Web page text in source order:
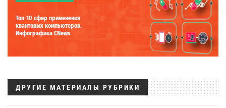
Топ-10 сфер применения
квантовых компьютеров.
Инфографика CNews
ДРУГИЕ МАТЕРИАЛЫ РУБРИКИ